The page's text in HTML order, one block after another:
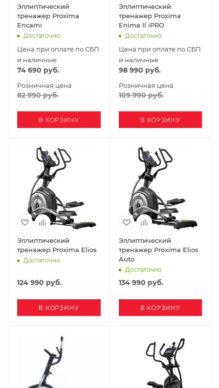
Эллиптический
тренажер Proxima
Encarni
Достаточно
Цена при оплате по СБП
и наличные
74 690 руб.
Розничная цена
82 990руб.
В КОРЗИНУ
Эллиптический
тренажер Proxima
Enima II iPRO
Достаточно
Цена при оплате по СБП
и наличные
98 990 руб.
Розничная цена
109 990руб.
В КОРЗИНУ
Эллиптический
тренажер Proxima Elios
Достаточно
124 990 руб.
В КОРЗИНУ
Эллиптический
тренажер Proxima Elios
Auto
Достаточно
134 990 руб.
В КОРЗИНУ